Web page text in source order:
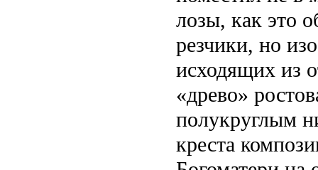
лозы, как это
резчики, но
исходящих из
«древо»
полукруглым
креста